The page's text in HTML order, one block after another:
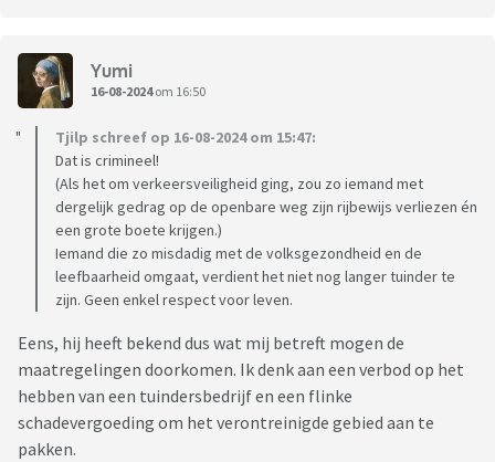
Yumi
16-08-2024om 16:50
Tjilp schreef op 16-08-2024 om 15:47:
Dat is crimineel!
(Als het om verkeersveiligheid ging, zou zo iemand met
dergelijk gedrag op de openbare weg zijn rijbewijs verliezen én
een grote boete krijgen.)
Iemand die zo misdadig met de volksgezondheid en de
leefbaarheid omgaat, verdient het niet nog langer tuinder te
zijn. Geen enkel respect voor leven.
Eens, hij heeft bekend dus wat mij betreft mogen de
maatregelingen doorkomen. Ik denk aan een verbod op het
hebben van een tuindersbedrijf en een flinke
schadevergoeding om het verontreinigde gebied aan te
pakken.